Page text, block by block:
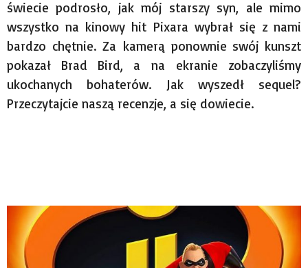
świecie podrosło, jak mój starszy syn, ale mimo
wszystko na kinowy hit Pixara wybrał się z nami
bardzo chętnie. Za kamerą ponownie swój kunszt
pokazał Brad Bird, a na ekranie zobaczyliśmy
ukochanych bohaterów. Jak wyszedł sequel?
Przeczytajcie naszą recenzje, a się dowiecie.